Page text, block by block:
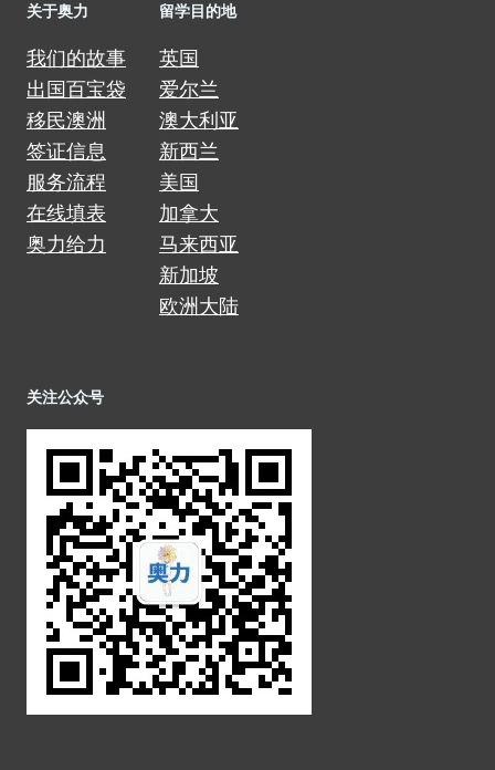
关于奥力
我们的故事
出国百宝袋
移民澳洲
签证信息
服务流程
在线填表
奥力给力
留学目的地
英国
爱尔兰
澳大利亚
新西兰
美国
加拿大
马来西亚
新加坡
欧洲大陆
关注公众号